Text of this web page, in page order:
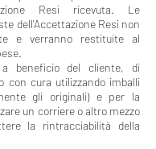
Resi ricevuta. Le
dell'Accettazione Resi non
e verranno restituite al
a beneficio del cliente, di
con cura utilizzando imballi
gli originali) e per la
un corriere o altro mezzo
la rintracciabilità della